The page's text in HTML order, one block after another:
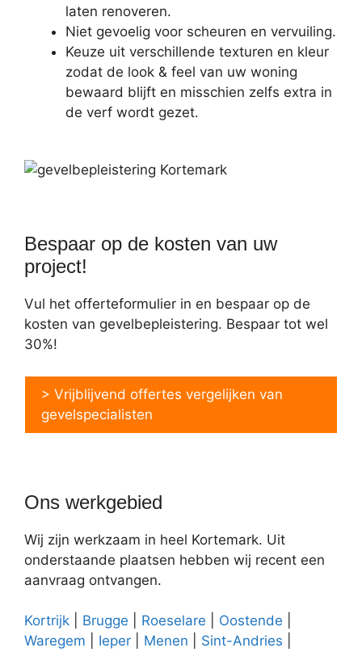
laten renoveren.
Niet gevoelig voor scheuren en vervuiling.
Keuze uit verschillende texturen en kleur
zodat de look & feel van uw woning
bewaard blijft en misschien zelfs extra in
de verf wordt gezet.
Bespaar op de kosten van uw
project!
Vul het offerteformulier in en bespaar op de
kosten van gevelbepleistering. Bespaar tot wel
30%!
> Vrijblijvend offertes vergelijken van
gevelspecialisten
Ons werkgebied
Wij zijn werkzaam in heel Kortemark. Uit
onderstaande plaatsen hebben wij recent een
aanvraag ontvangen.
Kortrijk Brugge Roeselare Oostende
Waregem
Ieper Menen Sint-Andries